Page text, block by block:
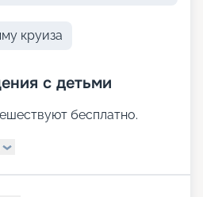
круиза
с детьми
бесплатно.